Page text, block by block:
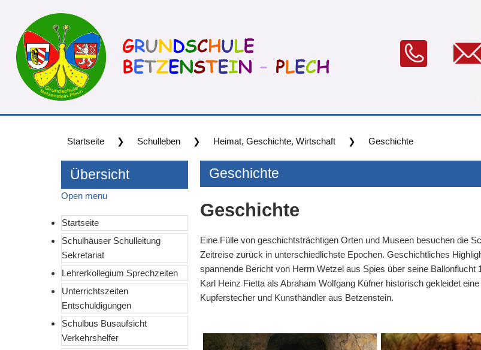
Startseite ❯ Schulleben ❯ Heimat, Geschichte, Wirtschaft ❯ Geschichte
Übersicht
Open menu
Startseite
Schulhäuser Schulleitung
Sekretariat
Lehrerkollegium Sprechzeiten
Unterrichtszeiten
Entschuldigungen
Schulbus Busaufsicht
Verkehrshelfer
Geschichte
Geschichte
Eine Fülle von geschichtsträchtigen Orten und Museen besuchen die
Zeitreise zurück in unterschiedlichste Epochen. Geschichtliches
spannende Bericht von Herrn Wetzel aus Spies über seine
Karl Heinz Fietta als Abraham Wolfgang Küfner historisch gekleidet
Kupferstecher und Kunsthändler aus Betzenstein.